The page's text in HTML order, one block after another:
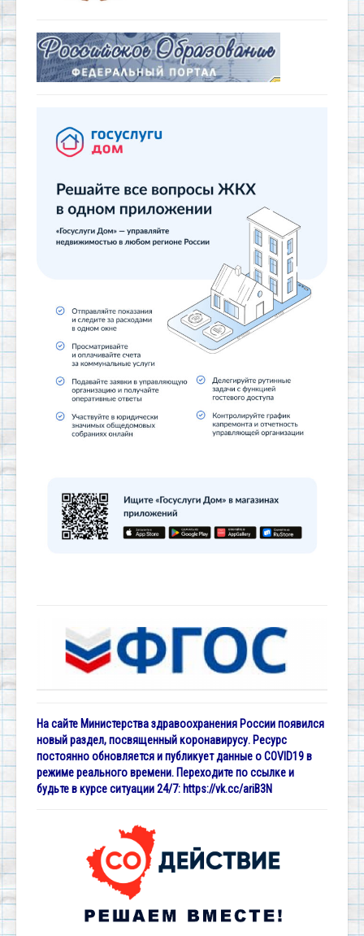
На сайте Министерства здравоохранения России появился
новый раздел, посвященный коронавирусу. Ресурс
постоянно обновляется и публикует данные о COVID19 в
режиме реального времени. Переходите по ссылке и
будьте в курсе ситуации 24/7: https://vk.cc/ariB3N